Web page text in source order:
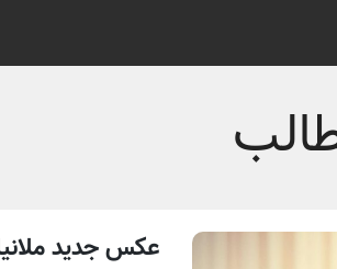
عکس جدید